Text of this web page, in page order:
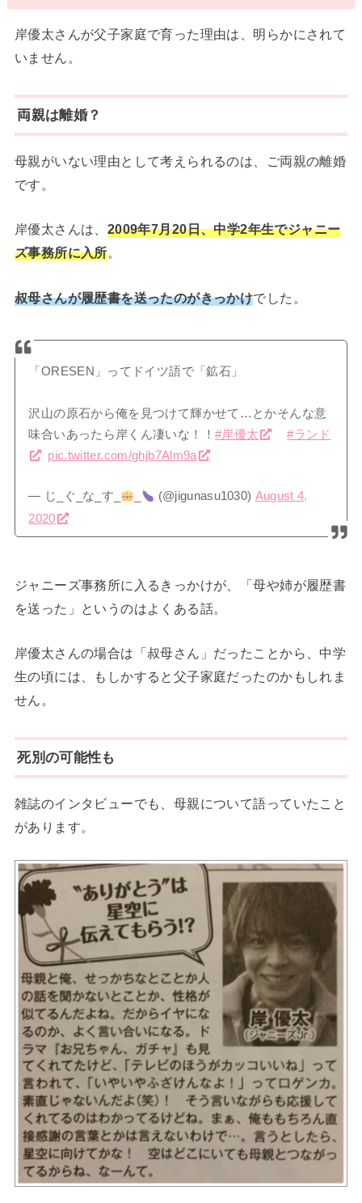
岸優太さんが父子家庭で育った理由は、明らかにされて
いません。
両親は離婚？
母親がいない理由として考えられるのは、ご両親の離婚
です。
岸優太さんは、 2009年7月20日、中学2年生でジャニー
ズ事務所に入所。
叔母さんが履歴書を送ったのがきっかけでした。
「ORESEN」ってドイツ語で「鉱石」
沢山の原石から俺を見つけて輝かせて…とかそんな意
味合いあったら岸くん凄いな！！ #岸優太
#ランド
pic.twitter.com/ghjb7Alm9a
— じ_ぐ_な_す_ (@jigunasu1030) August 4,
2020
ジャニーズ事務所に入るきっかけが、「母や姉が履歴書
を送った」というのはよくある話。
岸優太さんの場合は「叔母さん」だったことから、中学
生の頃には、もしかすると父子家庭だったのかもしれま
せん。
死別の可能性も
雑誌のインタビューでも、母親について語っていたこと
があります。